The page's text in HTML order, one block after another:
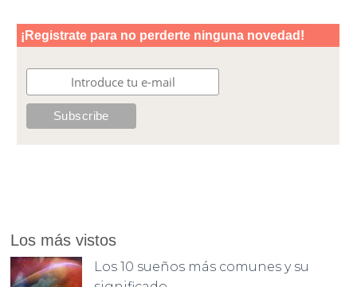
Los más vistos
Los 10 sueños más comunes y su